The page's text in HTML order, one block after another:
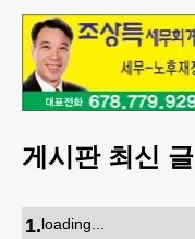
게시판 최신 글
1.loading...